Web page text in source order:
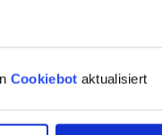
Cookiebot aktualisiert